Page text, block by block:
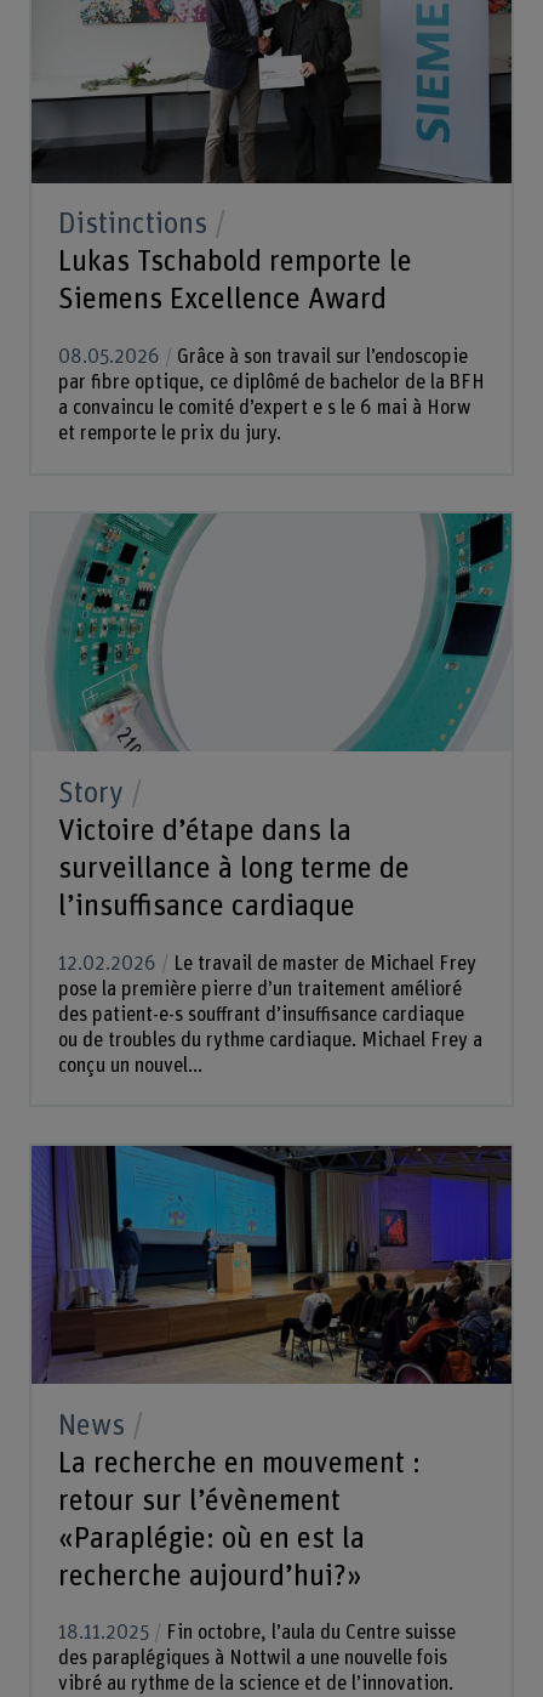
Distinctions
Lukas Tschabold remporte le
Siemens Excellence Award
08.05.2026
Grâce à son travail sur l’endoscopie
par fibre optique, ce diplômé de bachelor de la BFH
a convaincu le comité d’expert e s le 6 mai à Horw
et remporte le prix du jury.
Story
Victoire d’étape dans la
surveillance à long terme de
l’insuffisance cardiaque
12.02.2026
Le travail de master de Michael Frey
pose la première pierre d’un traitement amélioré
des patient-e-s souffrant d’insuffisance cardiaque
ou de troubles du rythme cardiaque. Michael Frey a
conçu un nouvel...
News
La recherche en mouvement :
retour sur l’évènement
«Paraplégie: où en est la
recherche aujourd’hui?»
18.11.2025
Fin octobre, l’aula du Centre suisse
des paraplégiques à Nottwil a une nouvelle fois
vibré au rythme de la science et de l’innovation.